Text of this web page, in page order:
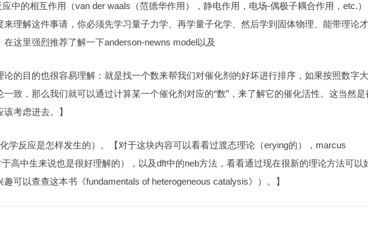
应中的相互作用（van der waals（范德华作用），静电作用，电场-偶极子耦合作用，etc.）
来理解这件事请，你必须先学习量子力学、再学量子化学、然后学到固体物理、能带理论
这里强烈推荐了解一下anderson-newns model以及
论的目的也很容易理解：就是找一个数来帮我们对催化剂的好坏进行排序，如果按照数字
致，那么我们就可以通过计算某一个催化剂对应的“数”，来了解它的催化活性。这当然是
考虑进去。】
学反应是怎样发生的）。【对于这块内容可以看看过渡态理论（erying的），marcus
高中生来说也是很好理解的），以及dft中的neb方法，看看通过现在很新的理论方法可以
可以查查这本书《fundamentals of heterogeneous catalysis》）。】